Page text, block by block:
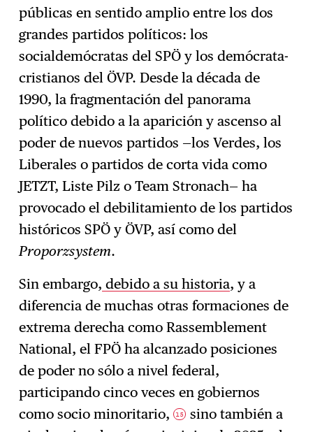
públicas en sentido amplio entre los dos
grandes partidos políticos: los
socialdemócratas del SPÖ y los demócrata-
cristianos del ÖVP. Desde la década de
1990, la fragmentación del panorama
político debido a la aparición y ascenso al
poder de nuevos partidos —los Verdes, los
Liberales o partidos de corta vida como
JETZT, Liste Pilz o Team Stronach— ha
provocado el debilitamiento de los partidos
históricos SPÖ y ÖVP, así como del
Proporzsystem.
Sin embargo, debido a su historia, y a
diferencia de muchas otras formaciones de
extrema derecha como Rassemblement
National, el FPÖ ha alcanzado posiciones
de poder no sólo a nivel federal,
participando cinco veces en gobiernos
como socio minoritario,15 sino también a